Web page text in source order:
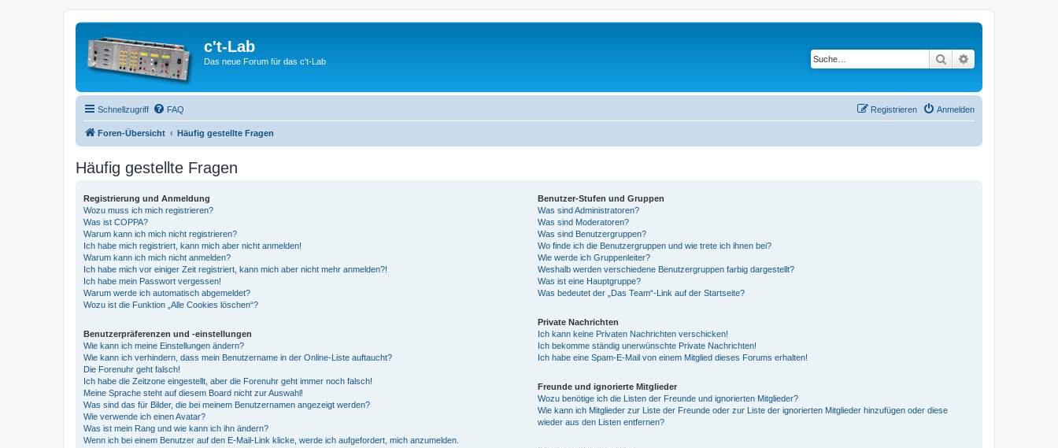
c't-Lab
Das neue Forum für das c't-Lab Suche
Schnellzugriff FAQ Anmelden
Registrieren
Foren-Übersicht Häufig gestellte Fragen
Häufig gestellte Fragen
Registrierung und Anmeldung
Wozu muss ich mich registrieren?
Was ist COPPA?
Warum kann ich mich nicht registrieren?
Ich habe mich registriert, kann mich aber nicht anmelden!
Warum kann ich mich nicht anmelden?
Ich habe mich vor einiger Zeit registriert, kann mich aber nicht mehr anmelden?!
Ich habe mein Passwort vergessen!
Warum werde ich automatisch abgemeldet?
Wozu ist die Funktion „Alle Cookies löschen“?
Benutzerpräferenzen und -einstellungen
Wie kann ich meine Einstellungen ändern?
Wie kann ich verhindern, dass mein Benutzername in der Online-Liste auftaucht?
Die Forenuhr geht falsch!
Ich habe die Zeitzone eingestellt, aber die Forenuhr geht immer noch falsch!
Meine Sprache steht auf diesem Board nicht zur Auswahl!
Was sind das für Bilder, die bei meinem Benutzernamen angezeigt werden?
Wie verwende ich einen Avatar?
Was ist mein Rang und wie kann ich ihn ändern?
Wenn ich bei einem Benutzer auf den E-Mail-Link klicke, werde ich aufgefordert, mich anzumelden.
Benutzer-Stufen und Gruppen
Was sind Administratoren?
Was sind Moderatoren?
Was sind Benutzergruppen?
Wo finde ich die Benutzergruppen und wie trete ich ihnen bei?
Wie werde ich Gruppenleiter?
Weshalb werden verschiedene Benutzergruppen farbig dargestellt?
Was ist eine Hauptgruppe?
Was bedeutet der „Das Team“-Link auf der Startseite?
Private Nachrichten
Ich kann keine Privaten Nachrichten verschicken!
Ich bekomme ständig unerwünschte Private Nachrichten!
Ich habe eine Spam-E-Mail von einem Mitglied dieses Forums erhalten!
Freunde und ignorierte Mitglieder
Wozu benötige ich die Listen der Freunde und ignorierten Mitglieder?
Wie kann ich Mitglieder zur Liste der Freunde oder zur Liste der ignorierten Mitglieder hinzufügen oder diese
wieder aus den Listen entfernen?